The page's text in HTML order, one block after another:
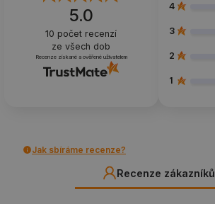
5.0
10 počet recenzí
ze všech dob
Recenze získané a ověřené uživatelem
4
3
2
1
Jak sbíráme recenze?
Recenze zákazníků